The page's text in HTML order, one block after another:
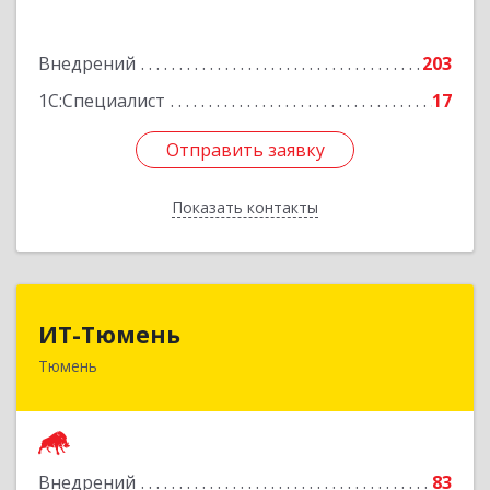
Внедрений
203
1С:Специалист
17
Отправить заявку
Показать контакты
Отправить заявку
Назад
ИТ-Тюмень
Тюмень
Внедрений 83
625000, Тюменская обл, Тюмень г, Грибоедова,